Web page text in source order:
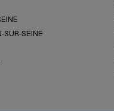
SUR-SEINE